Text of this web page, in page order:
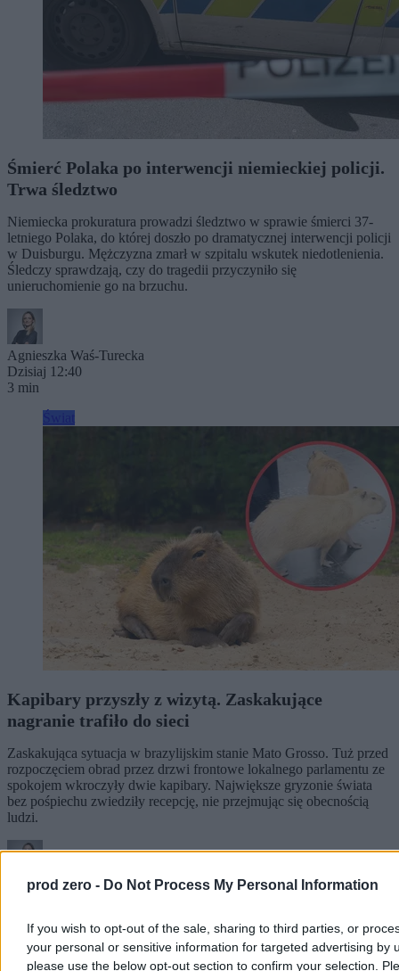
prod zero - Do Not Process My Personal Information
If you wish to opt-out of the sale, sharing to third parties, or
your personal or sensitive information for targeted advertising by
please use the below opt-out section to confirm your selection.
Śmierć Polaka po interwencji niemieckiej policji.
Trwa śledztwo
Niemiecka prokuratura prowadzi śledztwo w sprawie śmierci 37-
letniego Polaka, do której doszło po dramatycznej interwencji policji
w Duisburgu. Mężczyzna zmarł w szpitalu wskutek niedotlenienia.
Śledczy sprawdzają, czy do tragedii przyczyniło się
unieruchomienie go na brzuchu.
Agnieszka Waś-Turecka
Dzisiaj 12:40
3 min
Kapibary przyszły z wizytą. Zaskakujące
nagranie trafiło do sieci
Zaskakująca sytuacja w brazylijskim stanie Mato Grosso. Tuż przed
rozpoczęciem obrad przez drzwi frontowe lokalnego parlamentu ze
spokojem wkroczyły dwie kapibary. Największe gryzonie świata
bez pośpiechu zwiedziły recepcję, nie przejmując się obecnością
ludzi.
Agnieszka Waś-Turecka
Reklama
Reklama